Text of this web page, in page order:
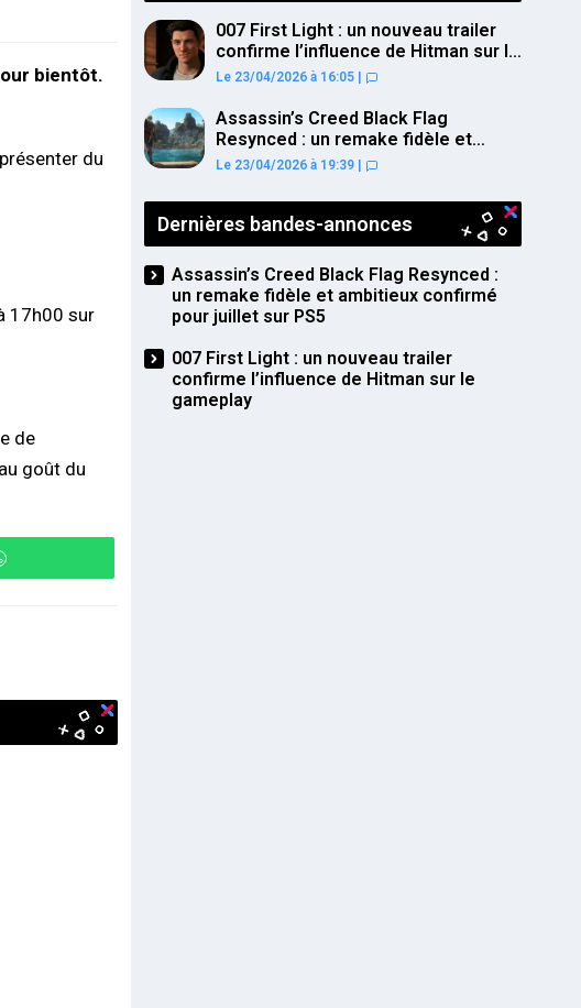
bientôt.
du
17h00 sur
de
goût du
007 First Light : un nouveau trailer
confirme l’influence de Hitman sur le
gameplay
Le 23/04/2026 à 16:05
Assassin’s Creed Black Flag
Resynced : un remake fidèle et
ambitieux confirmé pour juillet sur
Le 23/04/2026 à 19:39
Dernières bandes-annonces
Assassin’s Creed Black Flag Resynced :
un remake fidèle et ambitieux confirmé
pour juillet sur PS5
007 First Light : un nouveau trailer
confirme l’influence de Hitman sur le
gameplay